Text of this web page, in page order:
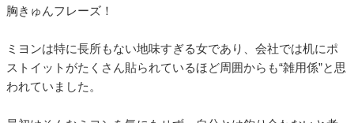
胸きゅんフレーズ！
ミヨンは特に長所もない地味すぎる女であり、会社では机にポ
ストイットがたくさん貼られているほど周囲からも“雑用係”と思
われていました。